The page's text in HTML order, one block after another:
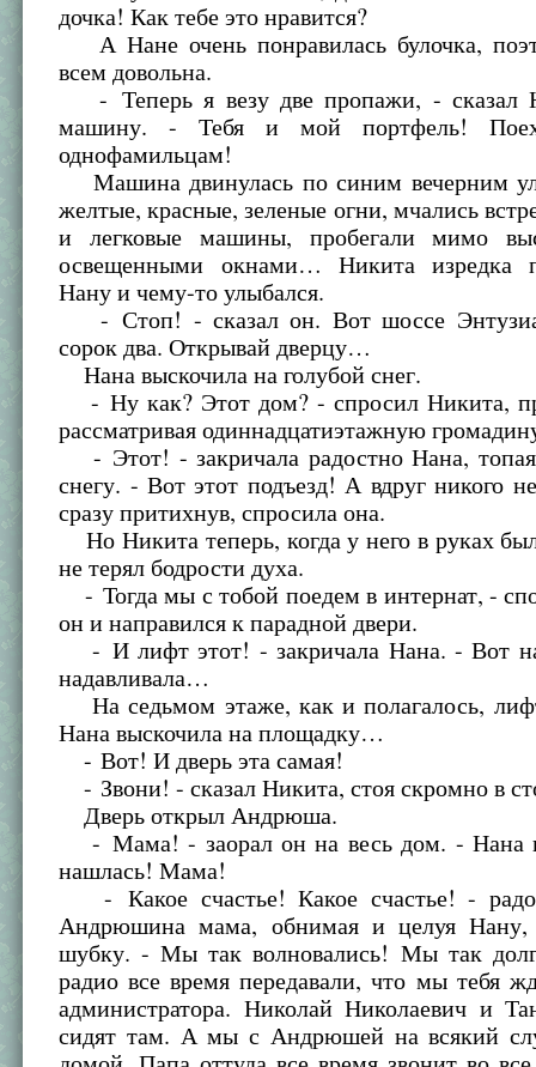
дочка! Как тебе это нравится?
А Нане очень понравилась булочка,
всем довольна.
- Теперь я везу две пропажи, - сказал
машину. - Тебя и мой портфель!
однофамильцам!
Машина двинулась по синим вечерним
желтые, красные, зеленые огни, мчались
и легковые машины, пробегали мимо
освещенными окнами… Никита изредка
Нану и чему-то улыбался.
- Стоп! - сказал он. Вот шоссе
сорок два. Открывай дверцу…
Нана выскочила на голубой снег.
- Ну как? Этот дом? - спросил Никита,
рассматривая одиннадцатиэтажную
- Этот! - закричала радостно Нана,
снегу. - Вот этот подъезд! А вдруг никого
сразу притихнув, спросила она.
Но Никита теперь, когда у него в руках
не терял бодрости духа.
- Тогда мы с тобой поедем в интернат, -
он и направился к парадной двери.
- И лифт этот! - закричала Нана. - Вот
надавливала…
На седьмом этаже, как и полагалось,
Нана выскочила на площадку…
- Вот! И дверь эта самая!
- Звони! - сказал Никита, стоя скромно в
Дверь открыл Андрюша.
- Мама! - заорал он на весь дом. - Нана
нашлась! Мама!
- Какое счастье! Какое счастье! -
Андрюшина мама, обнимая и целуя
шубку. - Мы так волновались! Мы так
радио все время передавали, что мы тебя
администратора. Николай Николаевич и
сидят там. А мы с Андрюшей на всякий